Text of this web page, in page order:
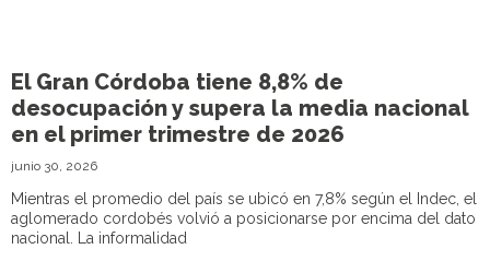
El Gran Córdoba tiene 8,8% de
desocupación y supera la media nacional
en el primer trimestre de 2026
junio 30, 2026
Mientras el promedio del país se ubicó en 7,8% según el Indec, el
aglomerado cordobés volvió a posicionarse por encima del dato
nacional. La informalidad